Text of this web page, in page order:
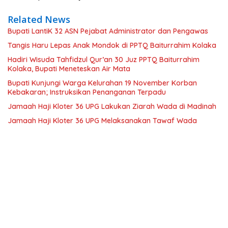
Related News
Bupati LantiK 32 ASN Pejabat Administrator dan Pengawas
Tangis Haru Lepas Anak Mondok di PPTQ Baiturrahim Kolaka
Hadiri Wisuda Tahfidzul Qur’an 30 Juz PPTQ Baiturrahim
Kolaka, Bupati Meneteskan Air Mata
Bupati Kunjungi Warga Kelurahan 19 November Korban
Kebakaran; Instruksikan Penanganan Terpadu
Jamaah Haji Kloter 36 UPG Lakukan Ziarah Wada di Madinah
Jamaah Haji Kloter 36 UPG Melaksanakan Tawaf Wada